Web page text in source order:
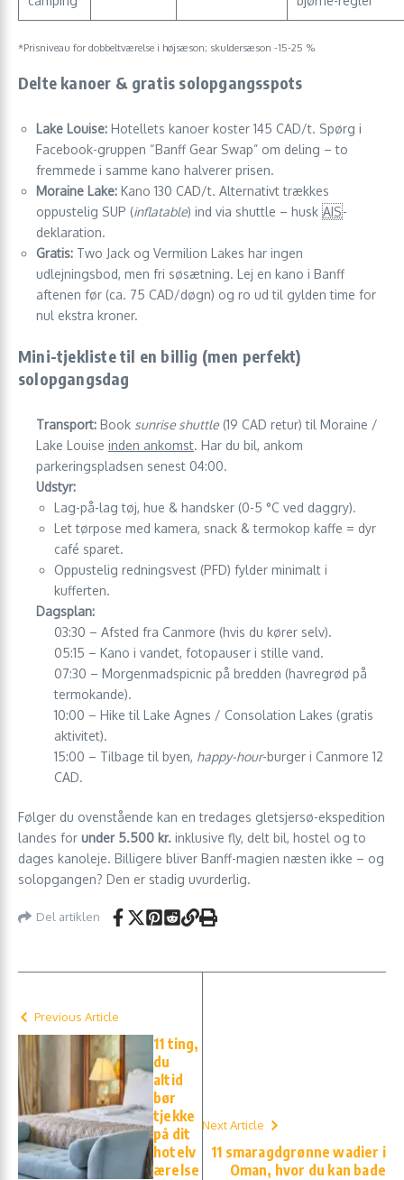
*Prisniveau for dobbeltværelse i højsæson; skuldersæson -15-25 %
Delte kanoer & gratis solopgangsspots
Lake Louise: Hotellets kanoer koster 145 CAD/t. Spørg i
Facebook-gruppen “Banff Gear Swap” om deling – to
fremmede i samme kano halverer prisen.
Moraine Lake: Kano 130 CAD/t. Alternativt trækkes
oppustelig SUP (inflatable) ind via shuttle – husk AIS-
deklaration.
Gratis: Two Jack og Vermilion Lakes har ingen
udlejningsbod, men fri søsætning. Lej en kano i Banff
aftenen før (ca. 75 CAD/døgn) og ro ud til gylden time for
nul ekstra kroner.
Mini-tjekliste til en billig (men perfekt)
solopgangsdag
Transport: Book sunrise shuttle (19 CAD retur) til Moraine /
Lake Louise inden ankomst. Har du bil, ankom
parkeringspladsen senest 04:00.
Udstyr:
Lag-på-lag tøj, hue & handsker (0-5 °C ved daggry).
Let tørpose med kamera, snack & termokop kaffe = dyr
café sparet.
Oppustelig redningsvest (PFD) fylder minimalt i
kufferten.
Dagsplan:
03:30 – Afsted fra Canmore (hvis du kører selv).
05:15 – Kano i vandet, fotopauser i stille vand.
07:30 – Morgenmadspicnic på bredden (havregrød på
termokande).
10:00 – Hike til Lake Agnes / Consolation Lakes (gratis
aktivitet).
15:00 – Tilbage til byen, happy-hour-burger i Canmore 12
CAD.
Følger du ovenstående kan en tredages gletsjersø-ekspedition
landes for under 5.500 kr. inklusive fly, delt bil, hostel og to
dages kanoleje. Billigere bliver Banff-magien næsten ikke – og
solopgangen? Den er stadig uvurderlig.
Del artiklen
Previous Article
11 ting,
du
altid
bør
tjekke
på dit
hotelv
ærelse
Next Article
11 smaragdgrønne wadier i
Oman, hvor du kan bade